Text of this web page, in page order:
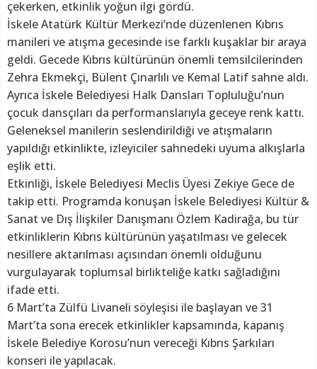
çekerken, etkinlik yoğun ilgi gördü.
İskele Atatürk Kültür Merkezi’nde düzenlenen Kıbrıs
manileri ve atışma gecesinde ise farklı kuşaklar bir araya
geldi. Gecede Kıbrıs kültürünün önemli temsilcilerinden
Zehra Ekmekçi, Bülent Çınarlılı ve Kemal Latif sahne aldı.
Ayrıca İskele Belediyesi Halk Dansları Topluluğu’nun
çocuk dansçıları da performanslarıyla geceye renk kattı.
Geleneksel manilerin seslendirildiği ve atışmaların
yapıldığı etkinlikte, izleyiciler sahnedeki uyuma alkışlarla
eşlik etti.
Etkinliği, İskele Belediyesi Meclis Üyesi Zekiye Gece de
takip etti. Programda konuşan İskele Belediyesi Kültür &
Sanat ve Dış İlişkiler Danışmanı Özlem Kadirağa, bu tür
etkinliklerin Kıbrıs kültürünün yaşatılması ve gelecek
nesillere aktarılması açısından önemli olduğunu
vurgulayarak toplumsal birlikteliğe katkı sağladığını
ifade etti.
6 Mart’ta Zülfü Livaneli söyleşisi ile başlayan ve 31
Mart’ta sona erecek etkinlikler kapsamında, kapanış
İskele Belediye Korosu’nun vereceği Kıbrıs Şarkıları
konseri ile yapılacak.